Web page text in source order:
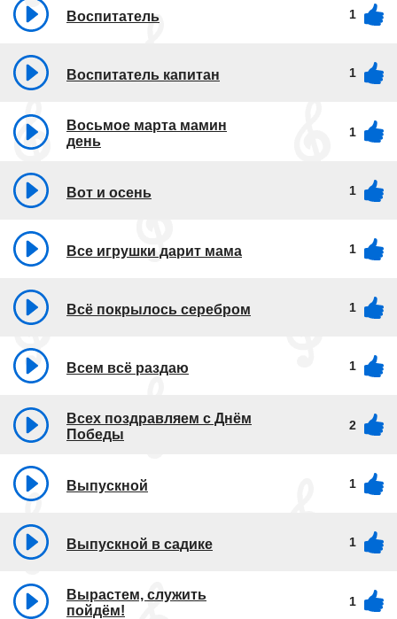
Воспитатель 1
Воспитатель капитан 1
Восьмое марта мамин
день
1
Вот и осень 1
Все игрушки дарит мама 1
Всё покрылось серебром 1
Всем всё раздаю 1
Всех поздравляем с Днём
Победы
2
Выпускной 1
Выпускной в садике 1
Вырастем, служить
пойдём!
1